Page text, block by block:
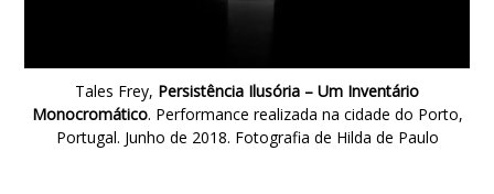
Tales Frey, Persistência Ilusória – Um Inventário
Monocromático. Performance realizada na cidade do Porto,
Portugal. Junho de 2018. Fotografia de Hilda de Paulo